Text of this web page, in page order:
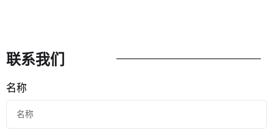
联系我们
名称